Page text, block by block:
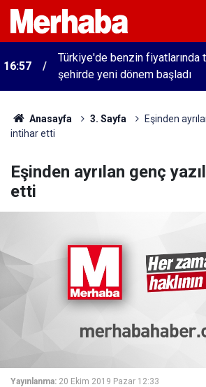
16:57
Türkiye'de benzin fiyatlarında
şehirde yeni dönem başladı
Anasayfa 3. Sayfa
Eşinden
intihar etti
Eşinden ayrılan genç
etti
Yayınlanma: 20 Ekim 2019 Pazar 12:33